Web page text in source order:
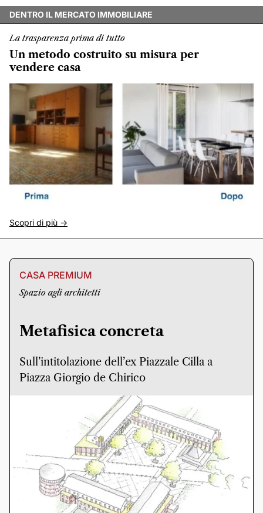
DENTRO IL MERCATO IMMOBILIARE
La trasparenza prima di tutto
Un metodo costruito su misura per
vendere casa
Scopri di più ->
CASA PREMIUM
Spazio agli architetti
Metafisica concreta
Sull’intitolazione dell’ex Piazzale Cilla a
Piazza Giorgio de Chirico